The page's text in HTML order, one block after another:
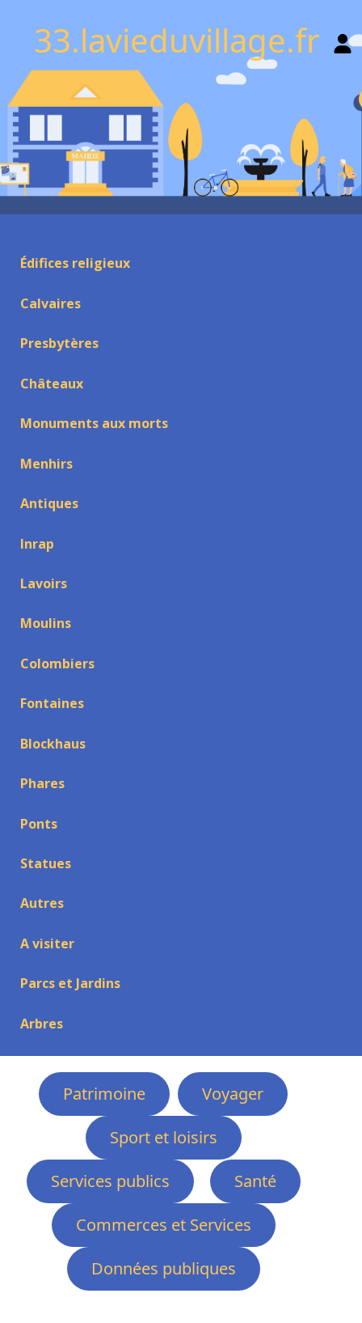
33.lavieduvillage.fr
Édifices religieux
Calvaires
Presbytères
Châteaux
Monuments aux morts
Menhirs
Antiques
Inrap
Lavoirs
Moulins
Colombiers
Fontaines
Blockhaus
Phares
Ponts
Statues
Autres
A visiter
Parcs et Jardins
Arbres
Patrimoine
Voyager
Sport et loisirs
Services publics
Santé
Commerces et Services
Données publiques